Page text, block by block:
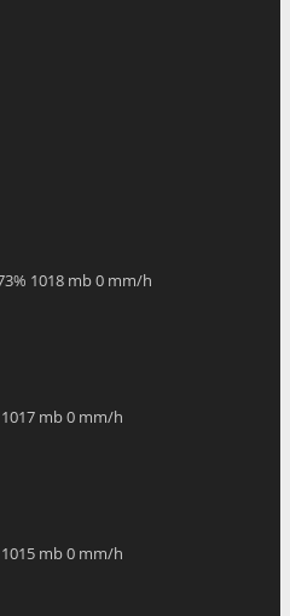
1018 mb0 mm/h
1017 mb0 mm/h
1015 mb0 mm/h